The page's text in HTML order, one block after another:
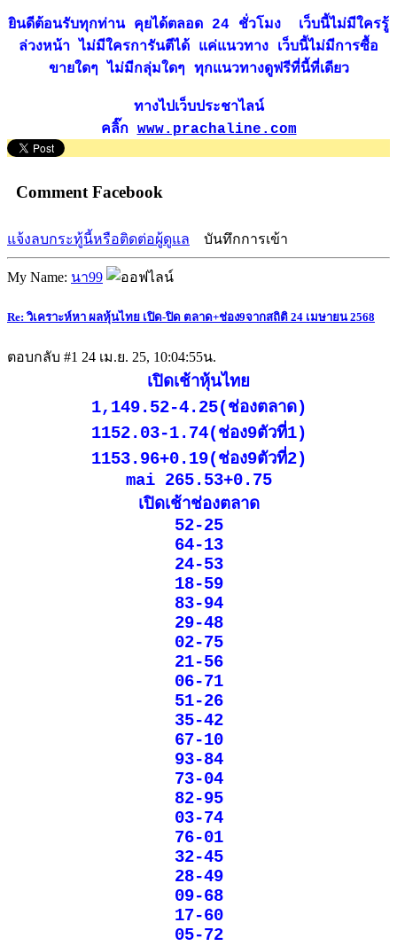
ยินดีต้อนรับทุกท่าน คุยได้ตลอด 24 ชั่วโมง เว็บนี้ไม่มีใครรู้
ล่วงหน้า ไม่มีใครการันตีได้ แค่แนวทาง เว็บนี้ไม่มีการซื้อ
ขายใดๆ ไม่มีกลุ่มใดๆ ทุกแนวทางดูฟรีที่นี้ที่เดียว
ทางไปเว็บประชาไลน์
คลิ๊ก www.prachaline.com
Comment Facebook
แจ้งลบกระทู้นี้หรือติดต่อผู้ดูแล บันทึกการเข้า
My Name: นา99
Re: วิเคราะห์หา ผลหุ้นไทย เปิด-ปิด ตลาด+ช่อง9จากสถิติ 24 เมษายน 2568
ตอบกลับ #1 24 เม.ย. 25, 10:04:55น.
เปิดเช้าหุ้นไทย
1,149.52-4.25(ช่องตลาด)
1152.03-1.74(ช่อง9ตัวที่1)
1153.96+0.19(ช่อง9ตัวที่2)
mai 265.53+0.75
เปิดเช้าช่องตลาด
52-25
64-13
24-53
18-59
83-94
29-48
02-75
21-56
06-71
51-26
35-42
67-10
93-84
73-04
82-95
03-74
76-01
32-45
28-49
09-68
17-60
05-72